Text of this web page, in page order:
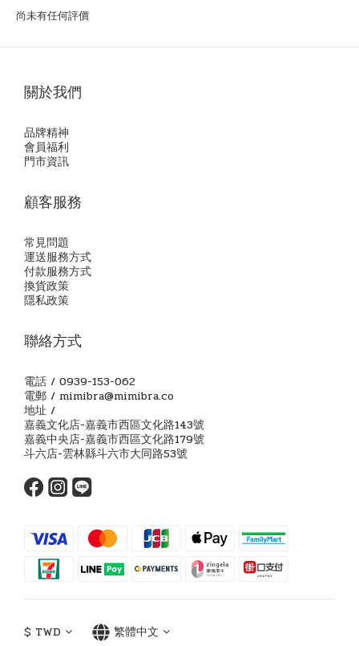
尚未有任何評價
關於我們
品牌精神
會員福利
門市資訊
顧客服務
常見問題
運送服務方式
付款服務方式
換貨政策
隱私政策
聯絡方式
電話 / 0939-153-062
電郵 / mimibra@mimibra.co
地址 /
嘉義文化店-嘉義市西區文化路143號
嘉義中央店-嘉義市西區文化路179號
斗六店-雲林縣斗六市大同路53號
$ TWD 繁體中文